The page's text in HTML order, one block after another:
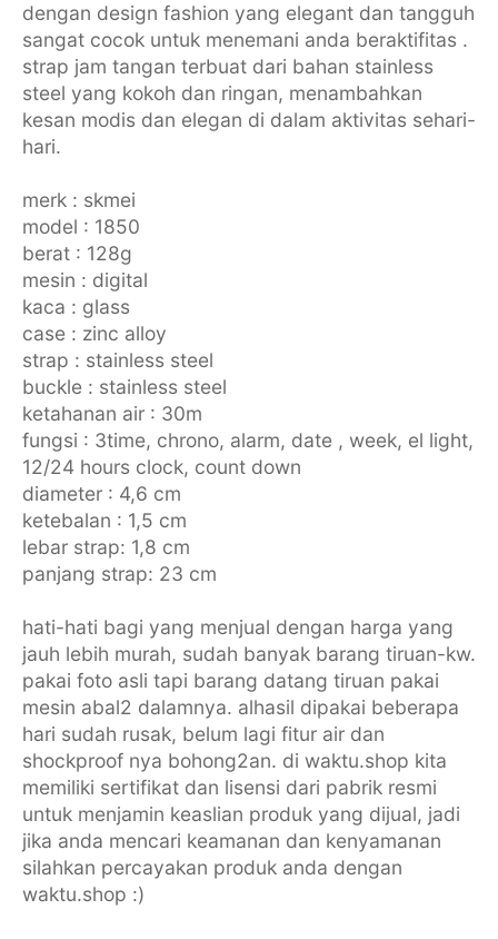
dengan design fashion yang elegant dan tangguh
sangat cocok untuk menemani anda beraktifitas .
strap jam tangan terbuat dari bahan stainless
steel yang kokoh dan ringan, menambahkan
kesan modis dan elegan di dalam aktivitas sehari-
hari.
merk : skmei
model : 1850
berat : 128g
mesin : digital
kaca : glass
case : zinc alloy
strap : stainless steel
buckle : stainless steel
ketahanan air : 30m
fungsi : 3time, chrono, alarm, date , week, el light,
12/24 hours clock, count down
diameter : 4,6 cm
ketebalan : 1,5 cm
lebar strap: 1,8 cm
panjang strap: 23 cm
hati-hati bagi yang menjual dengan harga yang
jauh lebih murah, sudah banyak barang tiruan-kw.
pakai foto asli tapi barang datang tiruan pakai
mesin abal2 dalamnya. alhasil dipakai beberapa
hari sudah rusak, belum lagi fitur air dan
shockproof nya bohong2an. di waktu.shop kita
memiliki sertifikat dan lisensi dari pabrik resmi
untuk menjamin keaslian produk yang dijual, jadi
jika anda mencari keamanan dan kenyamanan
silahkan percayakan produk anda dengan
waktu.shop :)